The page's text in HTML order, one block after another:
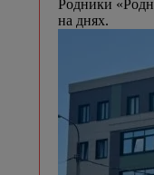
Родники
на днях.